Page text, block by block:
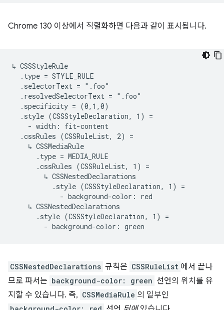
Chrome 130 이상에서 직렬화하면 다음과 같이 표시됩니다.
↳ CSSStyleRule
  .type = STYLE_RULE
  .selectorText = ".foo"
  .resolvedSelectorText = ".foo"
  .specificity = (0,1,0)
  .style (CSSStyleDeclaration, 1) =
    - width: fit-content
  .cssRules (CSSRuleList, 2) =
    ↳ CSSMediaRule
      .type = MEDIA_RULE
      .cssRules (CSSRuleList, 1) =
        ↳ CSSNestedDeclarations
          .style (CSSStyleDeclaration, 1) =
            - background-color: red
    ↳ CSSNestedDeclarations
      .style (CSSStyleDeclaration, 1) =
CSSNestedDeclarations 규칙은 CSSRuleList 에서 끝나
므로 파서는 background-color: green 선언의 위치를 유
지할 수 있습니다. 즉, CSSMediaRule 의 일부인